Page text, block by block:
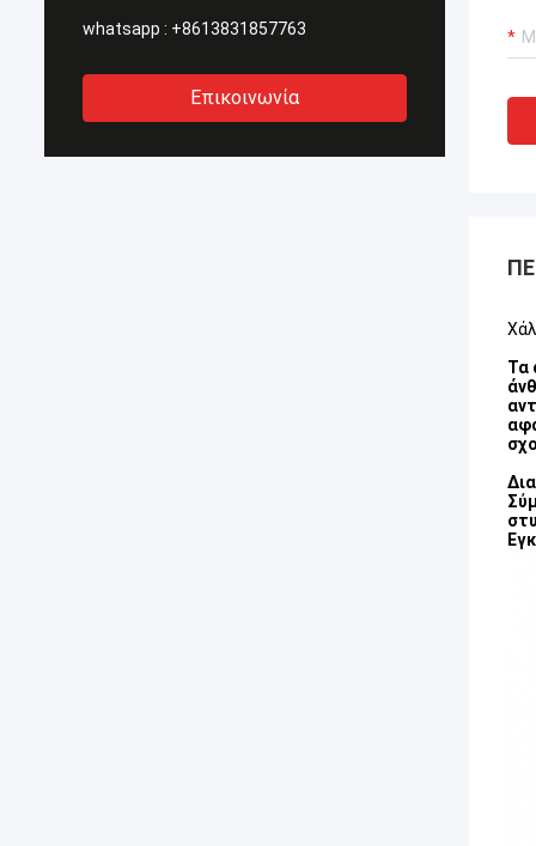
whatsapp : +8613831857763
Επικοινωνία
Τα